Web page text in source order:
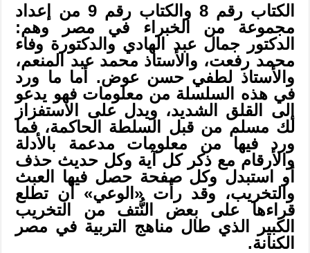
الكتاب رقم 8 والكتاب رقم 9 من إعداد
مجموعة من الخبراء في مصر وهم:
الدكتور جمال عبد الهادي والدكتورة وفاء
محمد رفعت، والأستاذ محمد عبد المنعم،
والأستاذ لطفي حسن عوض. أما ما ورد
في هذه السلسلة من معلومات فهو يدعو
إلى القلق الشديد، ويدل على الاستفزاز
لك مسلم من قبل السلطة الحاكمة، فما
ورد فيها من معلومات مدعمة بالأدلة
والأرقام مع ذكر كل آية وكل حديث حذف
أو استبدل وكل صفحة حصل فيها العبث
والتخريب، وقد رأت «الوعي» أن تطلع
قراءها على بعض النُّتف من التخريب
الكبير الذي طال مناهج التربية في مصر
الكنانة.